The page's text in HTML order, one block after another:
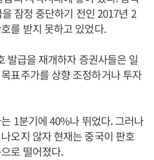
잠정 중단하기 전인 2017년 2
를 받지 못하고 있었다.
발급을 재개하자 증권사들은 일
표주가를 상향 조정하거나 투자
1분기에 40%나 뛰었다. 그러나
오지 않자 현재는 중국이 판호
로 떨어졌다.